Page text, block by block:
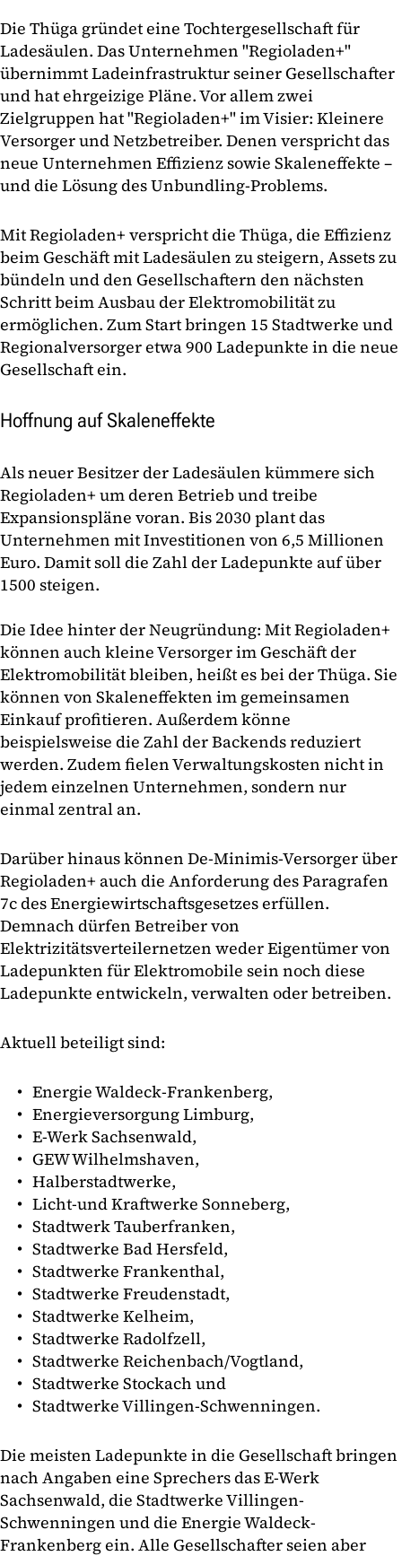
Die Thüga gründet eine Tochtergesellschaft für
Ladesäulen. Das Unternehmen "Regioladen+"
übernimmt Ladeinfrastruktur seiner Gesellschafter
und hat ehrgeizige Pläne. Vor allem zwei
Zielgruppen hat "Regioladen+" im Visier: Kleinere
Versorger und Netzbetreiber. Denen verspricht das
neue Unternehmen Effizienz sowie Skaleneffekte –
und die Lösung des Unbundling-Problems.
Mit Regioladen+ verspricht die Thüga, die Effizienz
beim Geschäft mit Ladesäulen zu steigern, Assets zu
bündeln und den Gesellschaftern den nächsten
Schritt beim Ausbau der Elektromobilität zu
ermöglichen. Zum Start bringen 15 Stadtwerke und
Regionalversorger etwa 900 Ladepunkte in die neue
Gesellschaft ein.
Hoffnung auf Skaleneffekte
Als neuer Besitzer der Ladesäulen kümmere sich
Regioladen+ um deren Betrieb und treibe
Expansionspläne voran. Bis 2030 plant das
Unternehmen mit Investitionen von 6,5 Millionen
Euro. Damit soll die Zahl der Ladepunkte auf über
1500 steigen.
Die Idee hinter der Neugründung: Mit Regioladen+
können auch kleine Versorger im Geschäft der
Elektromobilität bleiben, heißt es bei der Thüga. Sie
können von Skaleneffekten im gemeinsamen
Einkauf profitieren. Außerdem könne
beispielsweise die Zahl der Backends reduziert
werden. Zudem fielen Verwaltungskosten nicht in
jedem einzelnen Unternehmen, sondern nur
einmal zentral an.
Darüber hinaus können De-Minimis-Versorger über
Regioladen+ auch die Anforderung des Paragrafen
7c des Energiewirtschaftsgesetzes erfüllen.
Demnach dürfen Betreiber von
Elektrizitätsverteilernetzen weder Eigentümer von
Ladepunkten für Elektromobile sein noch diese
Ladepunkte entwickeln, verwalten oder betreiben.
Aktuell beteiligt sind:
Energie Waldeck-Frankenberg,
Energieversorgung Limburg,
E-Werk Sachsenwald,
GEW Wilhelmshaven,
Halberstadtwerke,
Licht-und Kraftwerke Sonneberg,
Stadtwerk Tauberfranken,
Stadtwerke Bad Hersfeld,
Stadtwerke Frankenthal,
Stadtwerke Freudenstadt,
Stadtwerke Kelheim,
Stadtwerke Radolfzell,
Stadtwerke Reichenbach/Vogtland,
Stadtwerke Stockach und
Stadtwerke Villingen-Schwenningen.
Die meisten Ladepunkte in die Gesellschaft bringen
nach Angaben eine Sprechers das E-Werk
Sachsenwald, die Stadtwerke Villingen-
Schwenningen und die Energie Waldeck-
Frankenberg ein. Alle Gesellschafter seien aber